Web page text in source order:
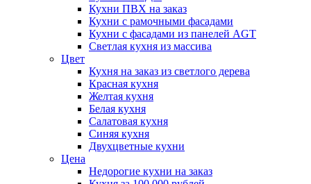
Кухни ПВХ на заказ
Кухни с рамочными фасадами
Кухни с фасадами из панелей AGT
Светлая кухня из массива
Цвет
Кухня на заказ из светлого дерева
Красная кухня
Желтая кухня
Белая кухня
Салатовая кухня
Синяя кухня
Двухцветные кухни
Цена
Недорогие кухни на заказ